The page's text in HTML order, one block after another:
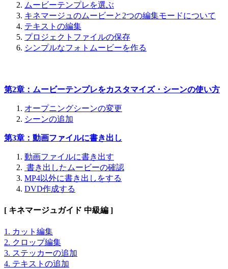
ムービーテンプレを選ぶ
キネマージュのムービーと2つの編集モードについて
テキストの編集
プロジェクトファイルの保存
シンプルなフォトムービーを作る
第2章：ムービーテンプレをカスタマイズ・シーンの使い方
オープニングシーンの変更
シーンの追加
第3章：動画ファイルに書き出し
動画ファイルに書き出す
書き出したムービーの確認
MP4以外に書き出しをする
DVD作成する
[ キネマージュガイド 中級編 ]
1. カット編集
2. クロップ編集
3. ステッカーの追加
4. テキストの追加